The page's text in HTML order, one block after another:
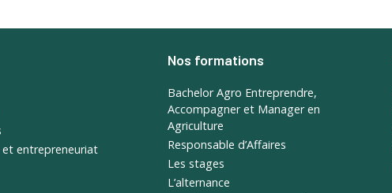
entrepreneuriat
Nos formations
Bachelor Agro Entreprendre,
Accompagner et Manager en
Agriculture
Responsable d’Affaires
Les stages
L’alternance